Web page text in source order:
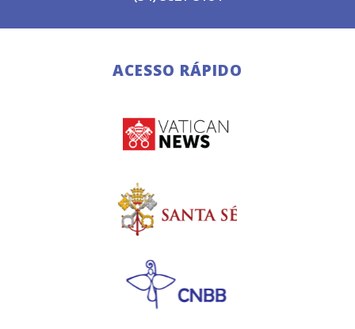
ACESSO RÁPIDO